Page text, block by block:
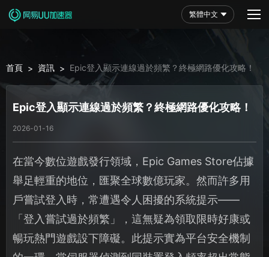
繁體中文
首頁 > 資訊 > Epic登入顯示連線過於頻繁？終極網路優化攻略！
Epic登入顯示連線過於頻繁？終極網路優化攻略！
2026-01-16
在當今數位遊戲發行領域，Epic Games Store佔據
舉足輕重的地位，匯聚全球數億玩家。然而許多用
戶嘗試登入時，常遭遇令人困擾的系統提示——
「登入嘗試過於頻繁」，這無疑為領取限時好康或
暢玩熱門遊戲設下障礙。此提示實為平台安全機制